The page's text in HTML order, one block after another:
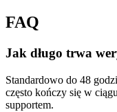
FAQ
Jak długo trwa
Standardowo do 48
często kończy się w
supportem.